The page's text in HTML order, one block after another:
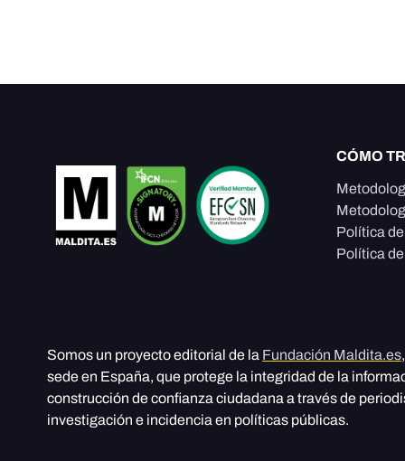
CÓMO
Política
Política
Somos un proyecto editorial de la Fundación Maldita.es
sede en España, que protege la integridad de la
construcción de confianza ciudadana a través de
investigación e incidencia en políticas públicas.